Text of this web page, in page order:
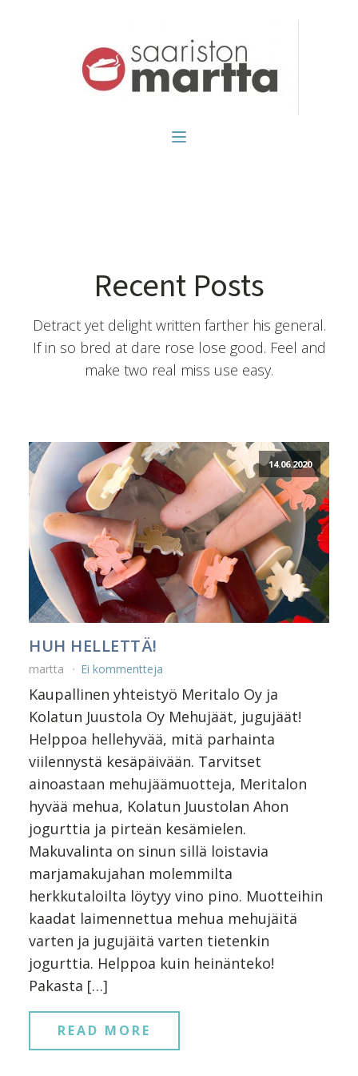
Recent Posts
Detract yet delight written farther his general.
If in so bred at dare rose lose good. Feel and
make two real miss use easy.
14.06.2020
HUH HELLETTÄ!
martta Ei kommentteja
Kaupallinen yhteistyö Meritalo Oy ja
Kolatun Juustola Oy Mehujäät, jugujäät!
Helppoa hellehyvää, mitä parhainta
viilennystä kesäpäivään. Tarvitset
ainoastaan mehujäämuotteja, Meritalon
hyvää mehua, Kolatun Juustolan Ahon
jogurttia ja pirteän kesämielen.
Makuvalinta on sinun sillä loistavia
marjamakujahan molemmilta
herkkutaloilta löytyy vino pino. Muotteihin
kaadat laimennettua mehua mehujäitä
varten ja jugujäitä varten tietenkin
jogurttia. Helppoa kuin heinänteko!
Pakasta […]
READ MORE